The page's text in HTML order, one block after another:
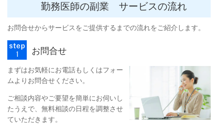
勤務医師の副業 サービスの流れ
お問合せからサービスをご提供するまでの流れをご紹介します。
お問合せ
まずはお気軽にお電話もしくはフォー
ムよりお問合せください。
ご相談内容やご要望を簡単にお伺いし
たうえで、無料相談の日程を調整させ
ていただきます。